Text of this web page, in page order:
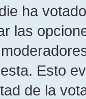
ha
las
Esto
de la